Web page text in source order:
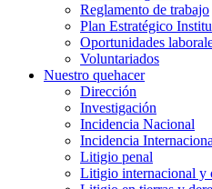
Reglamento de trabajo
Plan Estratégico
Oportunidades
Voluntariados
Nuestro quehacer
Dirección
Investigación
Incidencia Nacional
Incidencia
Litigio penal
Litigio internacional y